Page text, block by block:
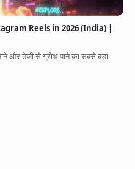
Reels in 2026 (India) |
और तेजी से ग्रोथ पाने का सबसे बड़ा